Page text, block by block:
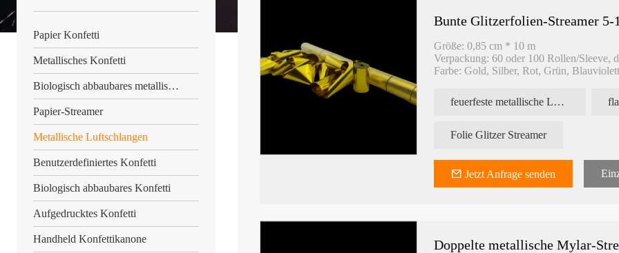
Papier Konfetti
Metallisches Konfetti
Biologisch abbaubares metallisches Konfetti
Papier-Streamer
Metallische Luftschlangen
Benutzerdefiniertes Konfetti
Biologisch abbaubares Konfetti
Aufgedrucktes Konfetti
Handheld Konfettikanone
Bunte Glitzerfolien-Streamer 5-
Größe: 0,85 cm * 10 m
Verpackung: 60 oder 100 Rollen/Sleeve,
Farbe: Gold, Silber, Rot, Grün,
feuerfeste metallische Luftschlangen
Folie Glitzer Streamer
Jetzt Anfrage senden
Doppelte metallische Mylar-